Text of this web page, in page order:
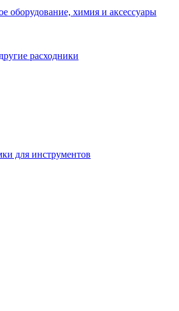
оборудование, химия и аксессуары
расходники
для инструментов